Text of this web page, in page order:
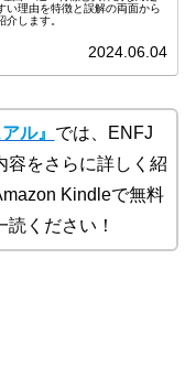
い理由を特徴と誤解の両面から
します。
2024.06.04
ル』 では、ENFJ
容をさらに詳しく紹
Kindleで無料
ください！